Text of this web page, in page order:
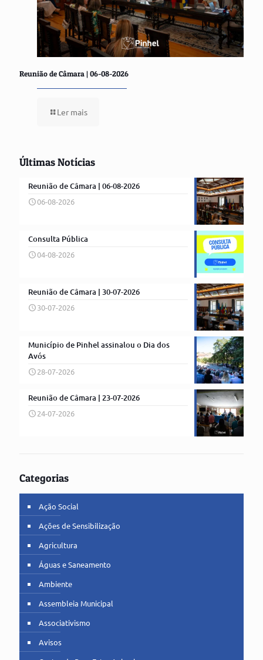
Reunião de Câmara | 06-08-2026
Ler mais
Últimas Notícias
Reunião de Câmara | 06-08-2026
06-08-2026
Consulta Pública
04-08-2026
Reunião de Câmara | 30-07-2026
30-07-2026
Município de Pinhel assinalou o Dia dos
Avós
28-07-2026
Reunião de Câmara | 23-07-2026
24-07-2026
Categorias
Ação Social
Ações de Sensibilização
Agricultura
Águas e Saneamento
Ambiente
Assembleia Municipal
Associativismo
Avisos